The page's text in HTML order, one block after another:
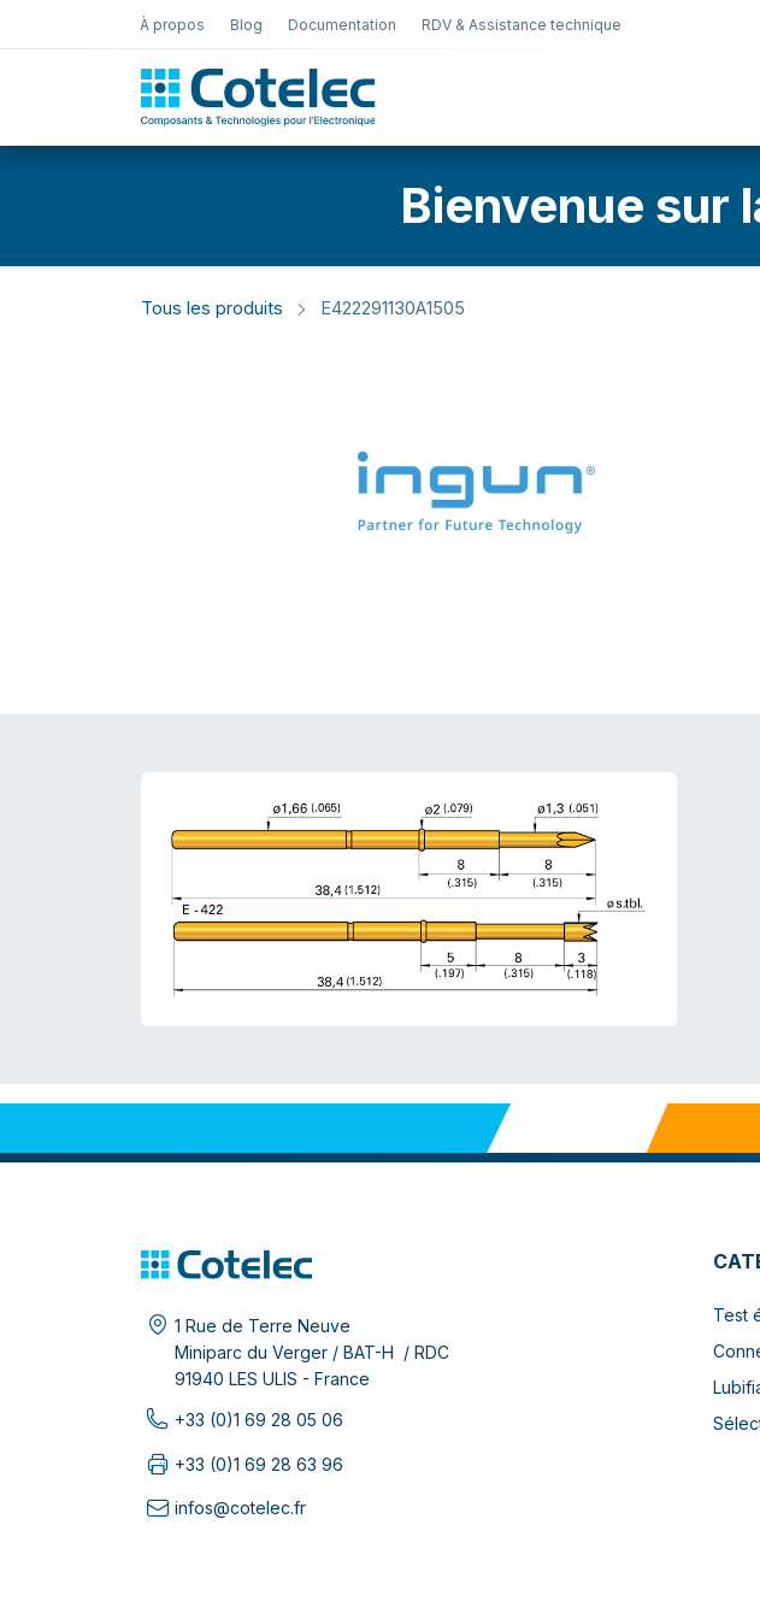
À propos Blog Documentation RDV & Assistance technique
Bienvenue sur
Tous les produits E422291130A1505
1 Rue de Terre Neuve
Miniparc du Verger / BAT-H / RDC
91940 LES ULIS - France
+33 (0)1 69 28 05 06
+33 (0)1 69 28 63 96
infos@cotelec.fr
Test